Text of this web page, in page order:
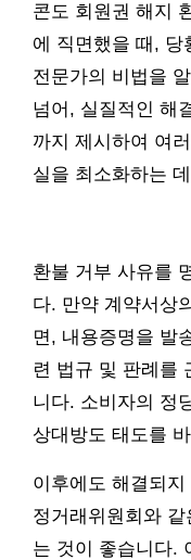
콘도 회원권 해지
에 직면했을 때, 당
전문가의 비법을
넘어, 실질적인 해
까지 제시하여 여
실을 최소화하는
환불 거부 사유를
다. 만약 계약서상
면, 내용증명을 발
련 법규 및 판례를
니다. 소비자의 정
상대방도 태도를
이후에도 해결되
정거래위원회와
는 것이 좋습니다.